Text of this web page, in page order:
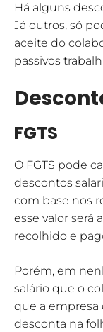
Há alguns
Já outros, só
aceite do
passivos
FGTS
O FGTS pode
descontos
com base nos
esse valor será
recolhido e
Porém, em
salário que o
que a empresa
desconta na